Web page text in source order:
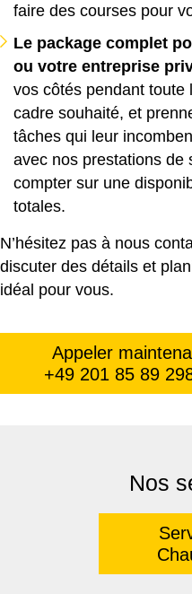
faire des courses pour
Le package complet
ou votre entreprise
vos côtés pendant toute
cadre souhaité, et
tâches qui leur
avec nos prestations de
compter sur une
totales.
N’hésitez pas à nous
discuter des détails et
idéal pour vous.
Appeler
+49 201 85 89
Nos